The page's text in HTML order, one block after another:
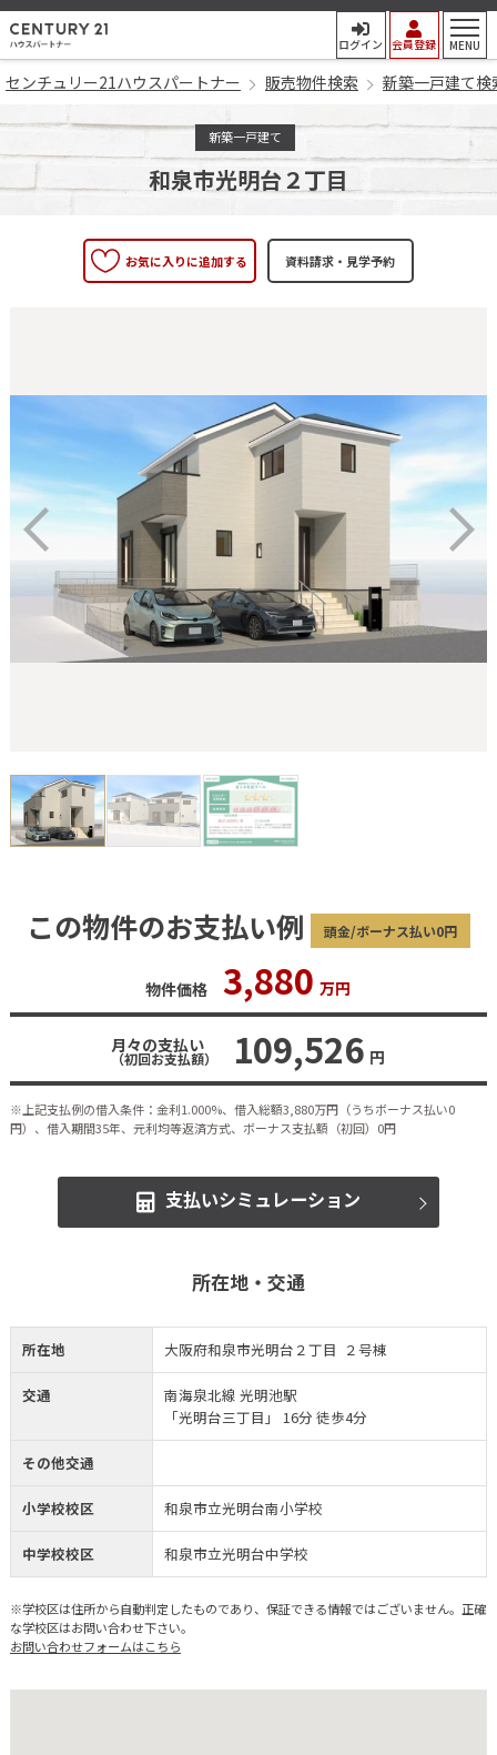
センチュリー21ハウスパート
ログイン 会員登録 MENU
センチュリー21ハウスパートナー 販売物件検索 新築一戸建て検
新築一戸建て
和泉市光明台２丁目
お気に入りに追加する
この物件のお支払い例 頭金/ボーナス払い0円
物件価格 3,880 万円
月々の支払い
（初回お支払額） 109,526 円
※上記支払例の借入条件：金利1.000%、借入総額3,880万円（うちボーナス払い0
円）、借入期間35年、元利均等返済方式、ボーナス支払額（初回）0円
支払いシミュレーション
所在地・交通
所在地 大阪府和泉市光明台２丁目 ２号棟
交通
南海泉北線 光明池駅
「光明台三丁目」 16分 徒歩4分
その他交通
小学校校区 和泉市立光明台南小学校
中学校校区 和泉市立光明台中学校
※学校区は住所から自動判定したものであり、保証できる情報ではございません。正確
な学校区はお問い合わせ下さい。
お問い合わせフォームはこちら